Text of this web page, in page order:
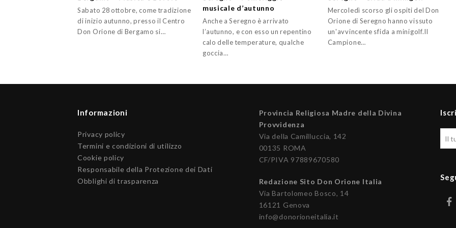
Sabato 28 ottobre, come tradizione
di inizio autunno, presso il Centro
Don Orione di Bergamo si…
musicale d’autunno
Anche a Seregno è arrivato
l’autunno, e con esso un repentino
calo delle temperature, qualche
goccia…
Mercoledì scorso gli ospiti del Don
Orione di Seregno hanno vissuto
un'avvincente sfida a minigolf.Il
Campione…
Informazioni
Privacy policy
Termini e condizioni di utilizzo
Cookie policy
Responsabile della Protezione dei Dati
Obblighi di trasparenza
Provincia Religiosa Madre della Divina
Provvidenza
Via della Camilluccia, 142
00135 ROMA
CF/PIVA 97889670580
Redazione Sito Don Orione Italia
Via Bartolomeo Bosco, 14
16121 Genova
info@donorioneitalia.it